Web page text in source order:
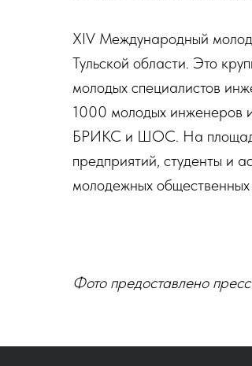
XIV Международный
Тульской области. Это
молодых специалистов
1000 молодых инженеров
БРИКС и ШОС. На
предприятий, студенты и
молодежных
Фото предоставлено